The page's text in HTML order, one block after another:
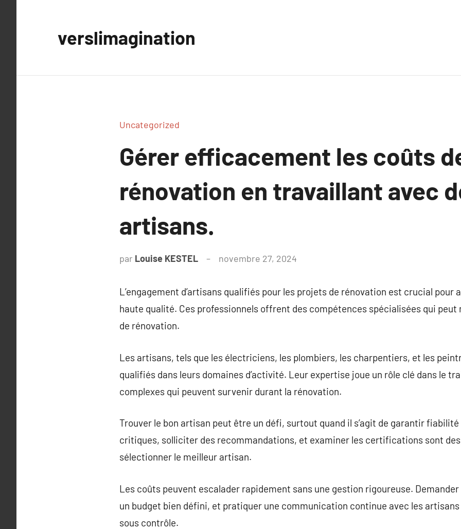
verslimagination
Uncategorized
Gérer efficacement les coûts
rénovation en travaillant avec
artisans.
par Louise KESTEL novembre 27, 2024
L’engagement d’artisans qualifiés pour les projets de rénovation est crucial pour
haute qualité. Ces professionnels offrent des compétences spécialisées qui
de rénovation.
Les artisans, tels que les électriciens, les plombiers, les charpentiers, et les
qualifiés dans leurs domaines d’activité. Leur expertise joue un rôle clé dans le
complexes qui peuvent survenir durant la rénovation.
Trouver le bon artisan peut être un défi, surtout quand il s’agit de garantir
critiques, solliciter des recommandations, et examiner les certifications sont
sélectionner le meilleur artisan.
Les coûts peuvent escalader rapidement sans une gestion rigoureuse.
un budget bien défini, et pratiquer une communication continue avec les
sous contrôle.